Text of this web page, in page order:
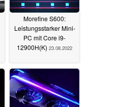
Morefine S600:
Leistungsstarker Mini-
PC mit Core i9-
12900H(K) 23.08.2022